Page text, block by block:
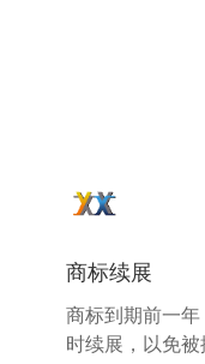
商标续展
商标到期前一年
时续展，以免被